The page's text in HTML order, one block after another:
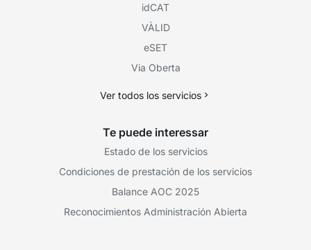
idCAT
VÀLID
eSET
Via Oberta
Ver todos los servicios
Te puede interessar
Estado de los servicios
Condiciones de prestación de los servicios
Balance AOC 2025
Reconocimientos Administración Abierta